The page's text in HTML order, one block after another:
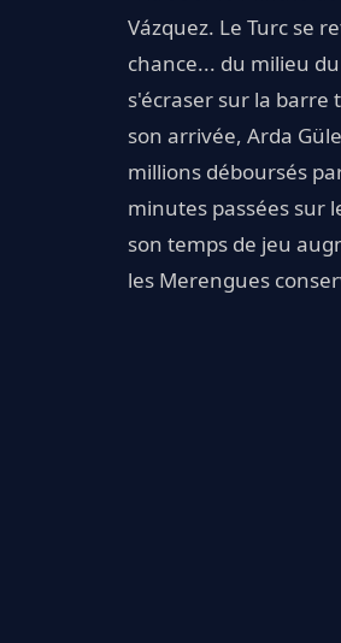
Vázquez. Le Turc se
chance... du milieu
s'écraser sur la barre
son arrivée, Arda
millions déboursés
minutes passées sur
son temps de jeu
les Merengues